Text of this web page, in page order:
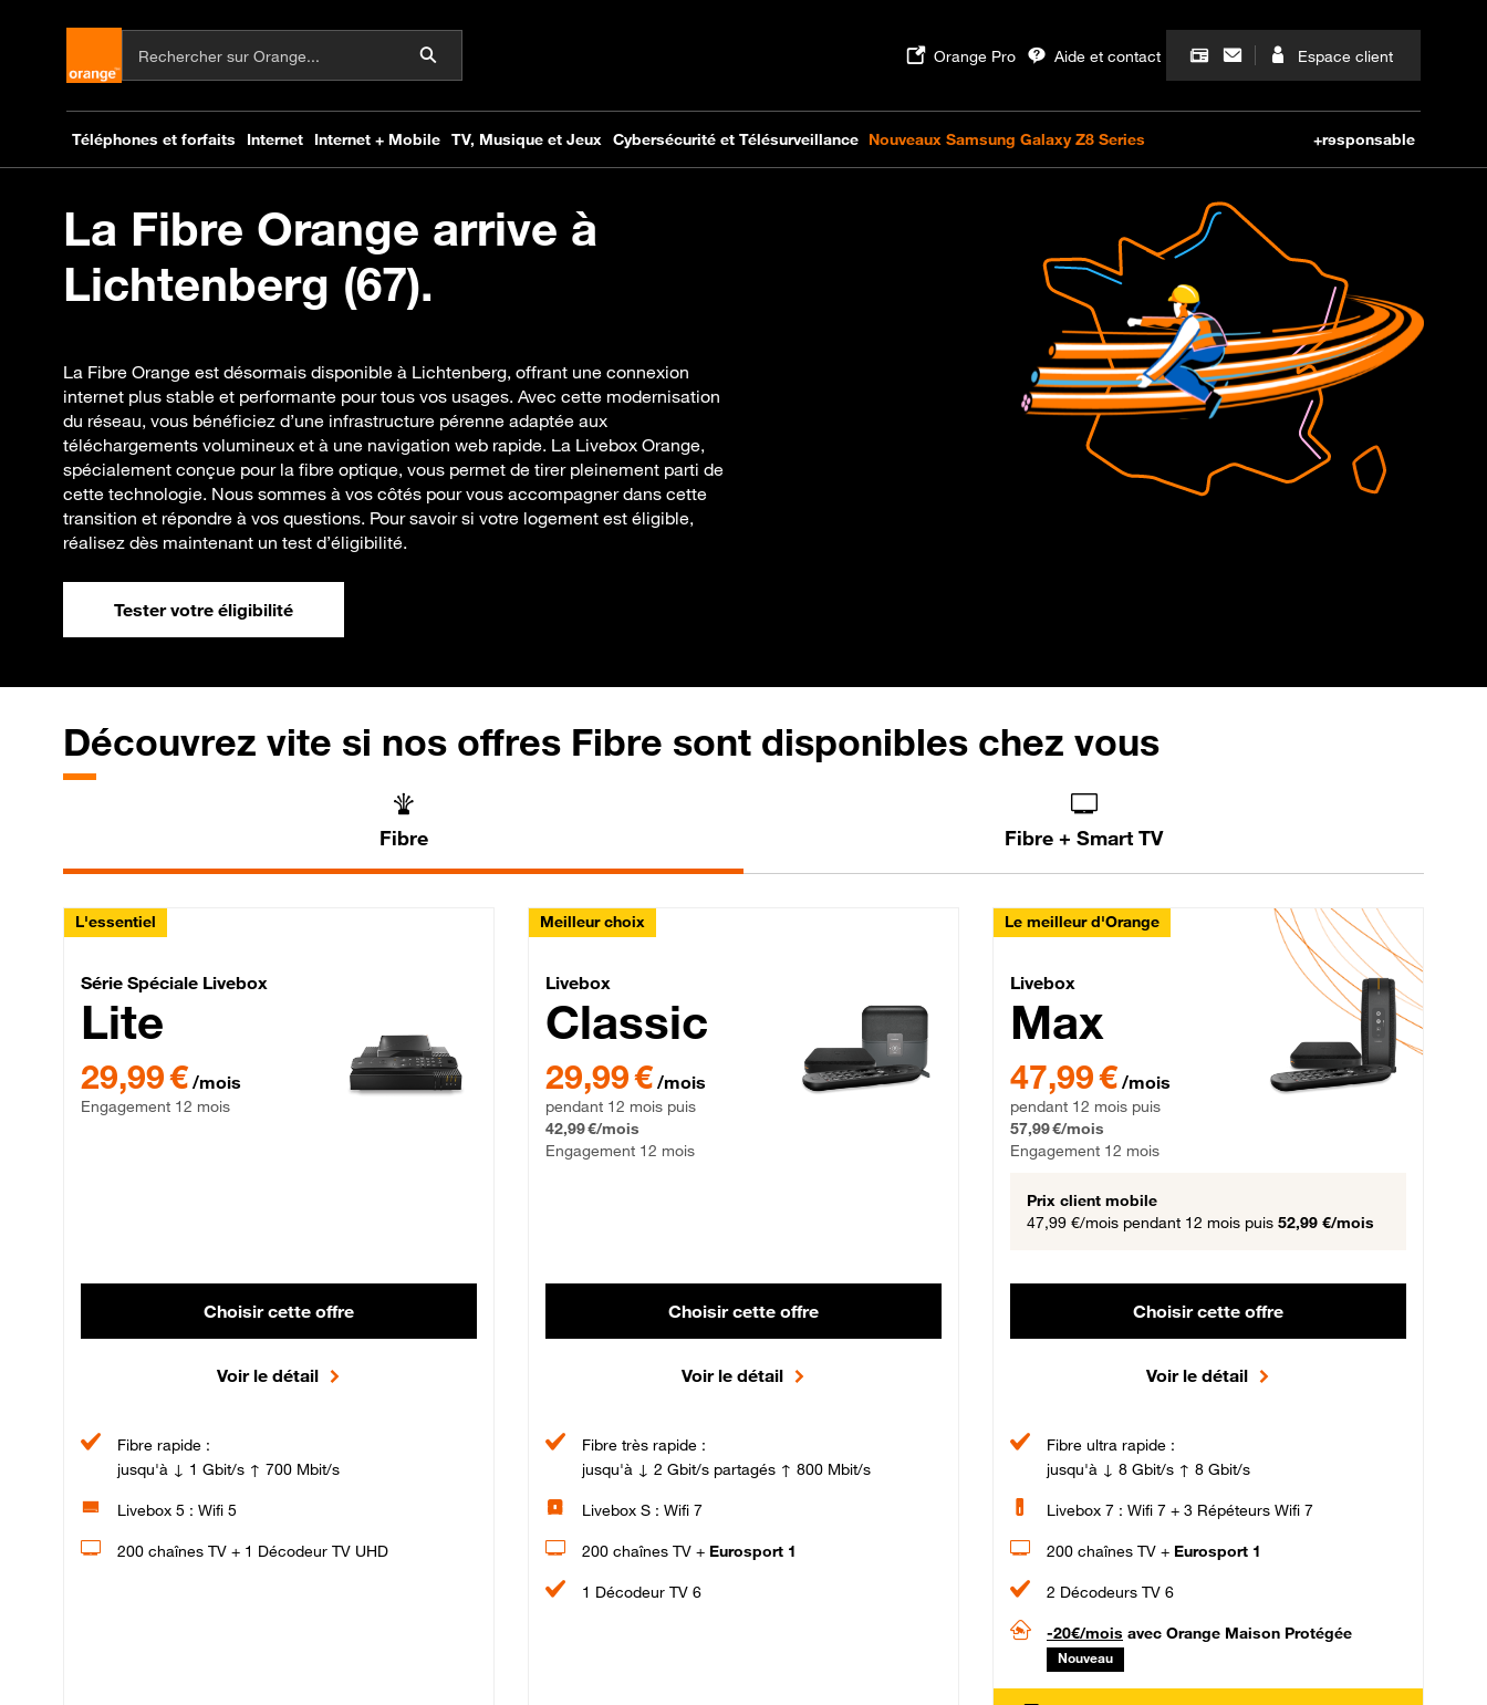
La Fibre Orange arrive à
Lichtenberg (67).
La Fibre Orange est désormais disponible à Lichtenberg, offrant une connexion
internet plus stable et performante pour tous vos usages. Avec cette modernisation
du réseau, vous bénéficiez d’une infrastructure pérenne adaptée aux
téléchargements volumineux et à une navigation web rapide. La Livebox Orange,
spécialement conçue pour la fibre optique, vous permet de tirer pleinement parti de
cette technologie. Nous sommes à vos côtés pour vous accompagner dans cette
transition et répondre à vos questions. Pour savoir si votre logement est éligible,
réalisez dès maintenant un test d’éligibilité.
Tester votre éligibilité
Découvrez vite si nos offres Fibre sont disponibles chez vous
Fibre Fibre + Smart TV
L'essentiel
Série Spéciale Livebox Lite Fibre
Série Spéciale Livebox
Lite
29,99 € par mois , Engagement 12 mois
29,99 € /mois
Engagement 12 mois
Choisir cette offre
Voir le détail
Fibre rapide :
jusqu'à ↓ 1 Gbit/s ↑ 700 Mbit/s
Livebox 5 : Wifi 5
200 chaînes TV + 1 Décodeur TV UHD
Meilleur choix
Livebox Classic Fibre
Livebox
Classic
29,99 € par mois pendant 12 mois puis 42,99 € par mois, Engagement 12 mois
29,99 € /mois
pendant 12 mois puis
42,99 €/mois
Engagement 12 mois
Choisir cette offre
Voir le détail
Fibre très rapide :
jusqu'à ↓ 2 Gbit/s partagés ↑ 800 Mbit/s
Livebox S : Wifi 7
200 chaînes TV + Eurosport 1
1 Décodeur TV 6
Le meilleur d'Orange
Livebox Max Fibre
Livebox
Max
47,99 € par mois pendant 12 mois puis 57,99 € par mois,
47,99 € /mois
pendant 12 mois puis
57,99 €/mois
Engagement 12 mois
Prix client mobile
47,99 €/mois pendant 12 mois puis 52,99 €/mois
Choisir cette offre
Voir le détail
Fibre ultra rapide :
jusqu'à ↓ 8 Gbit/s ↑ 8 Gbit/s
Livebox 7 : Wifi 7 + 3 Répéteurs Wifi 7
200 chaînes TV + Eurosport 1
2 Décodeurs TV 6
-20€/mois avec Orange Maison Protégée
Nouveau